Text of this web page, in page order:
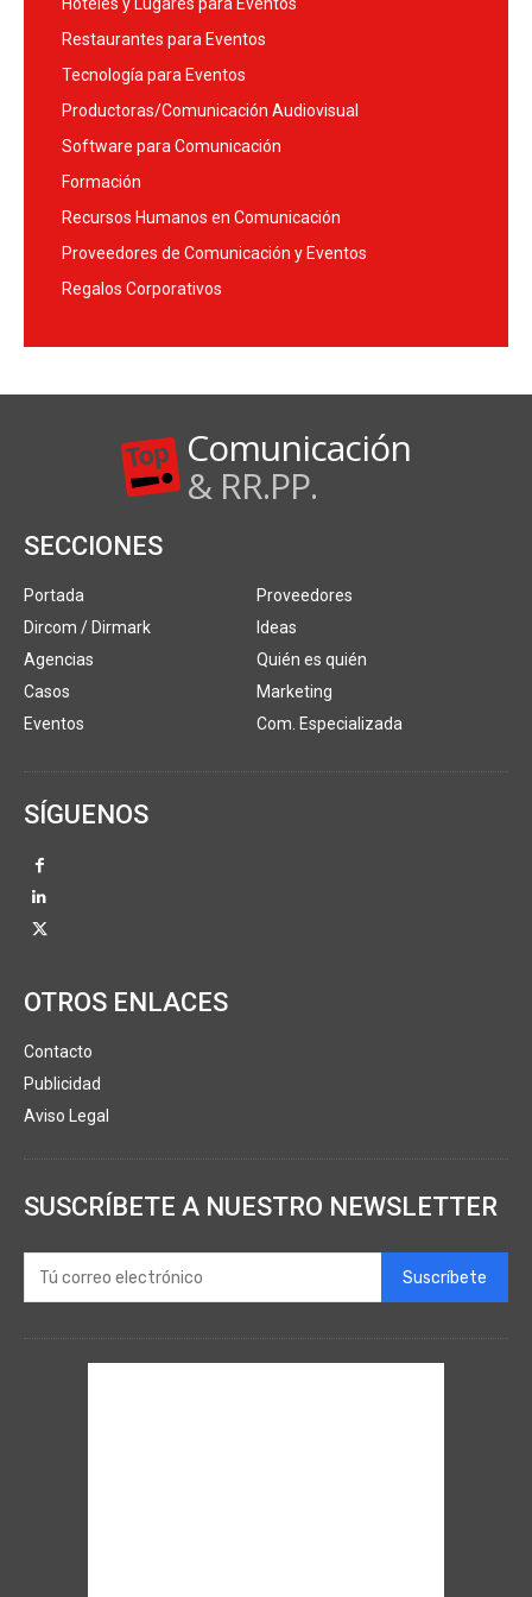
Hoteles y Lugares para Eventos
Restaurantes para Eventos
Tecnología para Eventos
Productoras/Comunicación Audiovisual
Software para Comunicación
Formación
Recursos Humanos en Comunicación
Proveedores de Comunicación y Eventos
Regalos Corporativos
Comunicación
& RR.PP.
SECCIONES
Portada
Dircom / Dirmark
Agencias
Casos
Eventos
Proveedores
Ideas
Quién es quién
Marketing
Com. Especializada
SÍGUENOS
OTROS ENLACES
Contacto
Publicidad
Aviso Legal
SUSCRÍBETE A NUESTRO NEWSLETTER
Suscríbete